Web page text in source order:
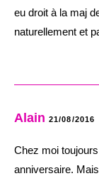
eu droit à la maj
naturellement et
Alain 21/08/2016
Chez moi
anniversaire.